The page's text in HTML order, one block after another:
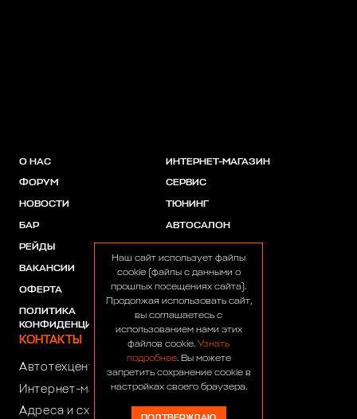
О НАС
ФОРУМ
НОВОСТИ
БАР
РЕЙДЫ
ВАКАНСИИ
ОФЕРТА
ПОЛИТИКА
КОНФИДЕНЦИАЛЬНОСТИ
ИНТЕРНЕТ-МАГАЗИН
СЕРВИС
ТЮНИНГ
АВТОСАЛОН
ПАРТНЕРЫ
КОНТАКТЫ
Автотехцентр:
Интернет-магазин:+7 (916) 922-44-44
Адреса и схемы проезда
Наш сайт использует файлы
cookie (файлы с данными о
прошлых посещениях сайта).
Продолжая использовать сайт,
вы соглашаетесь с
использованием нами этих
файлов cookie. Узнать
подробнее. Вы можете
запретить сохранение cookie в
настройках своего браузера.